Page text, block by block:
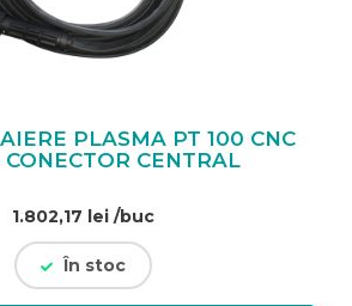
PLASMA PT 100 CNC
CONECTOR CENTRAL
1.802,17 lei /buc
În stoc